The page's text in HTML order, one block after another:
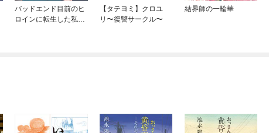
バッドエンド目前のヒ
ロインに転生した私、
【タテヨミ】クロユ
リ〜復讐サークル〜
結界師の一輪華